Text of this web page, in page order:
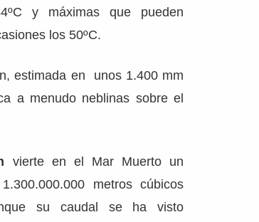
y máximas que pueden
los 50ºC.
estimada en unos 1.400 mm
a menudo neblinas sobre el
vierte en el Mar Muerto un
metros cúbicos
su caudal se ha visto